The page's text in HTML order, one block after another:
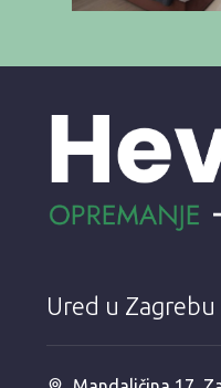
Ured u Zagrebu